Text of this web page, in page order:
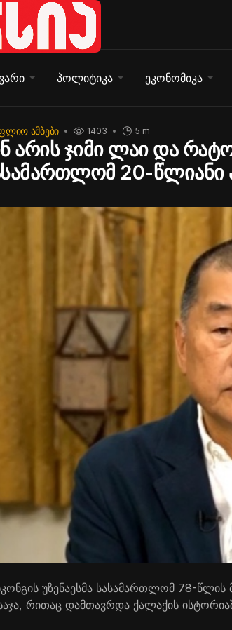
პოლიტიკა ეკონომიკა
ᲐᲛᲑᲔᲑᲘ 5 m
1403
არის ჯიმი ლაი და
20-წლიანი
უზენაესმა სასამართლომ 78-წლის
რითაც დამთავრდა ქალაქის